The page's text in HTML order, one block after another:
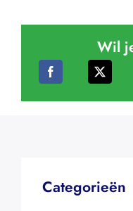
Wil
Categorieën